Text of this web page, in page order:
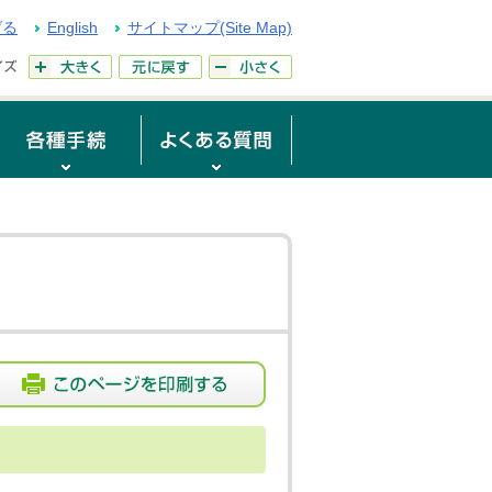
English サイトマップ(Site Map)